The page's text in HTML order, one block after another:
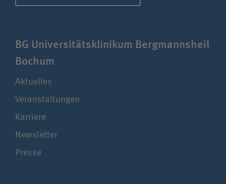
BG Uni­ver­si­täts­klinikum Berg­manns­heil
Bochum
Aktuelles
Veranstaltungen
Karriere
Newsletter
Presse